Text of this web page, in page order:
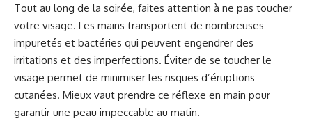
Tout au long de la soirée, faites attention à ne pas toucher
votre visage. Les mains transportent de nombreuses
impuretés et bactéries qui peuvent engendrer des
irritations et des imperfections. Éviter de se toucher le
visage permet de minimiser les risques d’éruptions
cutanées. Mieux vaut prendre ce réflexe en main pour
garantir une peau impeccable au matin.